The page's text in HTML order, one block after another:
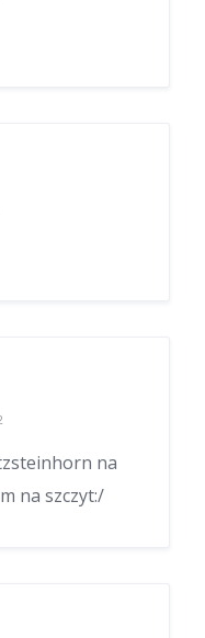
na
na szczyt:/